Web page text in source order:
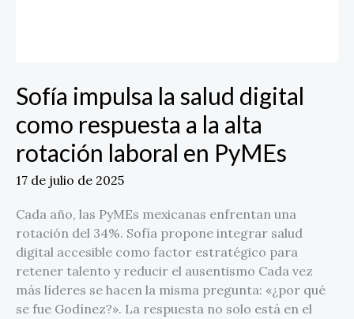
Sofía impulsa la salud digital
como respuesta a la alta
rotación laboral en PyMEs
17 de julio de 2025
Cada año, las PyMEs mexicanas enfrentan una
rotación del 34%. Sofía propone integrar salud
digital accesible como factor estratégico para
retener talento y reducir el ausentismo Cada vez
más líderes se hacen la misma pregunta: «¿por qué
se fue Godínez?». La respuesta no solo está en el
laboral
en
PyMEs